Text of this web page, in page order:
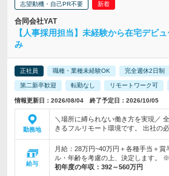
志望動機・自己PR不要
合同会社YAT
【人事採用担当】未経験から在宅デビ
み
正社員 職種・業種未経験OK 完全週休2日制
第二新卒歓迎 転勤なし リモートワーク可
情報更新日：2026/08/04 終了予定日：2026/10/05
勤務地
＼場所に縛られない働き方を実現／
きるフルリモート環境です。 出社の
給与
月給：28万円~40万円＋各種手当＋
ル・年齢を考慮の上、決定します。
初年度の年収： 392～560万円